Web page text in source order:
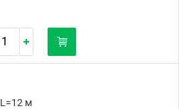
L=12 м